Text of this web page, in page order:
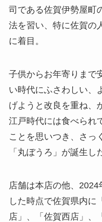
司である佐賀伊勢屋町
法を習い、特に佐賀の
に着目。
子供からお年寄りまで
い時代にふさわしい、
げようと改良を重ね、
江戸時代には食べられ
ことを思いつき、さっ
「丸ぼうろ」が誕生し
店舗は本店の他、
した時点で佐賀県内に
店」、「佐賀西店」、